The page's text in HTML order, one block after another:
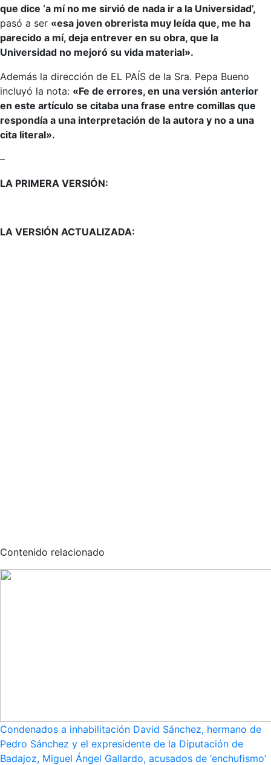
que dice ‘a mí no me sirvió de nada ir a la Universidad’,
pasó a ser «esa joven obrerista muy leída que, me ha
parecido a mí, deja entrever en su obra, que la
Universidad no mejoró su vida material».
Además la dirección de EL PAÍS de la Sra. Pepa Bueno
incluyó la nota: «Fe de errores, en una versión anterior
en este artículo se citaba una frase entre comillas que
respondía a una interpretación de la autora y no a una
cita literal».
–
LA PRIMERA VERSIÓN:
LA VERSIÓN ACTUALIZADA:
Contenido relacionado
Condenados a inhabilitación David Sánchez, hermano de
Pedro Sánchez y el expresidente de la Diputación de
Badajoz, Miguel Ángel Gallardo, acusados de ‘enchufismo’